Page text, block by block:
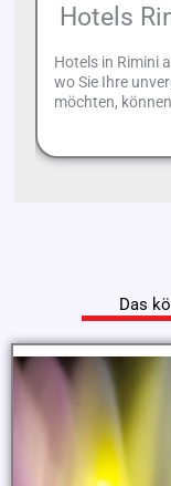
Hotels
Hotels in Rimini
wo Sie Ihre
möchten,
Das